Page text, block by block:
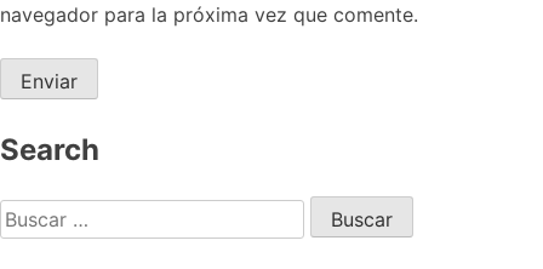
navegador para la próxima vez que comente.
Search